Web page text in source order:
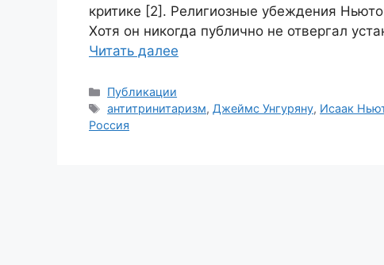
критике [2]. Религиозные убеждения
Хотя он никогда публично не отвергал
Читать далее
Рубрики
Публикации
Метки
антитринитаризм,Джеймс Унгуряну, Исаак
Россия